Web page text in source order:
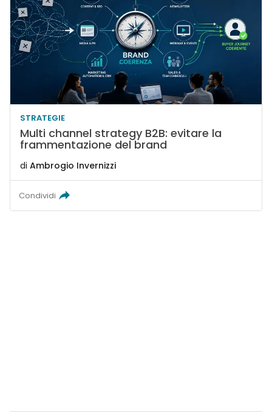
STRATEGIE
Multi channel strategy B2B: evitare la
frammentazione del brand
di Ambrogio Invernizzi
Condividi